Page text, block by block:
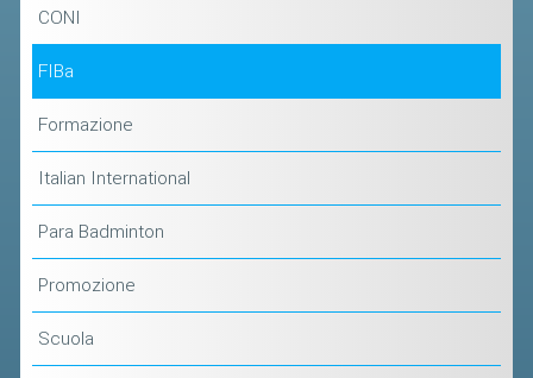
CONI
FIBa
Formazione
Italian International
Para Badminton
Promozione
Scuola
ALBO D'ORO CAMPIONATI ITALIANI
CLASSIFICHE 2013-2020